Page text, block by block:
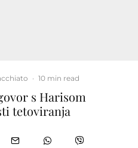
· 10 min read
s Harisom
tetoviranja